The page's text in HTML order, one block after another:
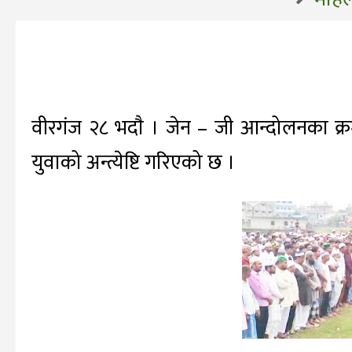
वीरगंज २८ भदाै । जेन – जी आन्दोलनका
युवाको अन्त्येष्टि गरिएको छ ।